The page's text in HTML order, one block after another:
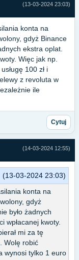
(13-03-2024 23:03)
konta na
gdyż Binance
ekstra oplat.
Więc jak np.
100 zł i
z revoluta w
ile
Cytuj
(14-03-2024 12:55)
(13-03-2024 23:03)
konta na
gdyż
było żadnych
wpłacanej kwoty.
mi za tę
Wolę robić
wynosi tylko 1 euro